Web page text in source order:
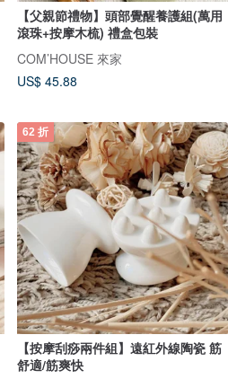
【父親節禮物】頭部覺醒養護組(萬用
滾珠+按摩木梳) 禮盒包裝
COM’HOUSE 來家
US$ 45.88
62 折
【按摩刮痧兩件組】遠紅外線陶瓷 筋
舒適/筋爽快